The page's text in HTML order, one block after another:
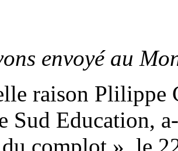
envoyé au
raison Plilippe
Sud Education,
complot », le